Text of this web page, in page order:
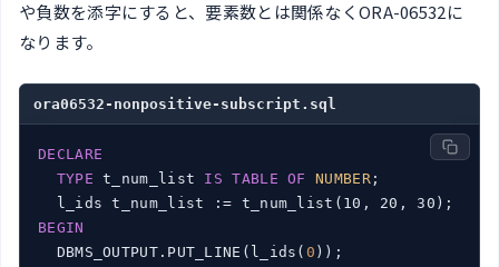
や負数を添字にすると、要素数とは関係なくORA-06532に
なります。
ora06532-nonpositive-subscript.sql
DECLARE
TYPE t_num_list IS TABLE OF NUMBER;
BEGIN
  DBMS_OUTPUT.PUT_LINE(l_ids(
0